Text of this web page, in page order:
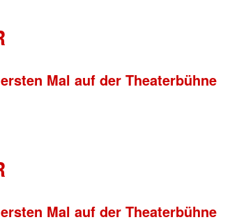
Mal auf der Theaterbühne
Mal auf der Theaterbühne